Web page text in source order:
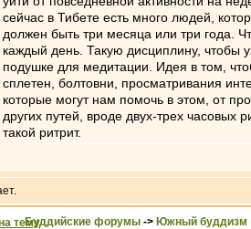
сейчас в Тибете есть много людей,
должен быть три месяца или три года.
каждый день. Такую дисциплину, чтобы
подушке для медитации. Идея в том,
сплетен, болтовни, просматривания
которые могут нам помочь в этом, от
других путей, вроде двух-трех часовых
такой ритрит.
Буддийские форумы -> Южный буддизм